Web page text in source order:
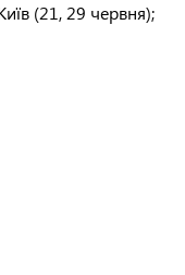
(21, 29 червня);